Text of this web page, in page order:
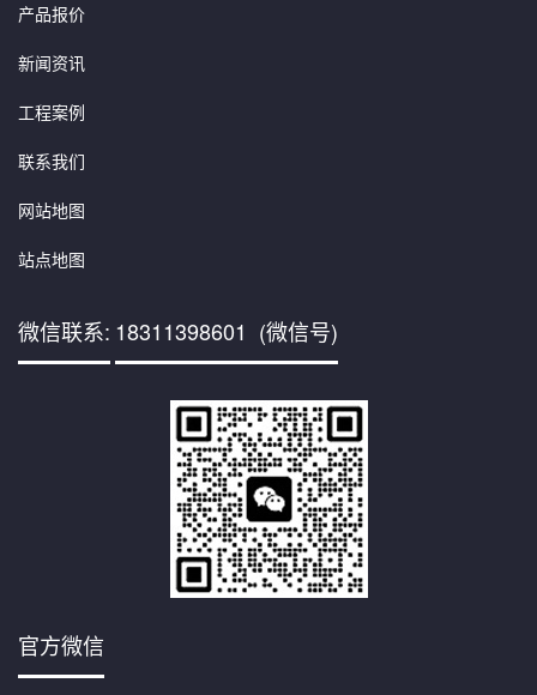
产品报价
新闻资讯
工程案例
联系我们
网站地图
站点地图
微信联系: 18311398601 (微信号)
官方微信